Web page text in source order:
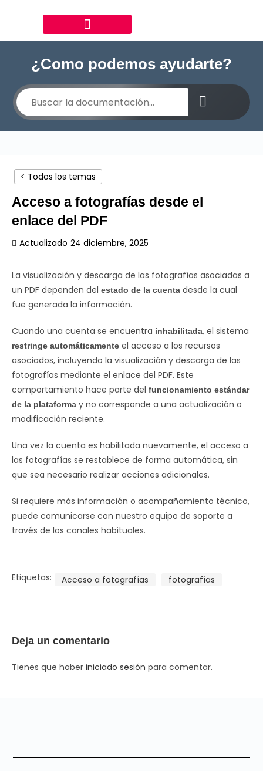
¿Como podemos ayudarte?
< Todos los temas
Acceso a fotografías desde el
enlace del PDF
Actualizado 24 diciembre, 2025
La visualización y descarga de las fotografías asociadas a
un PDF dependen del estado de la cuenta desde la cual
fue generada la información.
Cuando una cuenta se encuentra inhabilitada, el sistema
restringe automáticamente el acceso a los recursos
asociados, incluyendo la visualización y descarga de las
fotografías mediante el enlace del PDF. Este
comportamiento hace parte del funcionamiento estándar
de la plataforma y no corresponde a una actualización o
modificación reciente.
Una vez la cuenta es habilitada nuevamente, el acceso a
las fotografías se restablece de forma automática, sin
que sea necesario realizar acciones adicionales.
Si requiere más información o acompañamiento técnico,
puede comunicarse con nuestro equipo de soporte a
través de los canales habituales.
Etiquetas: Acceso a fotografías fotografías
Deja un comentario
Tienes que haber iniciado sesión para comentar.